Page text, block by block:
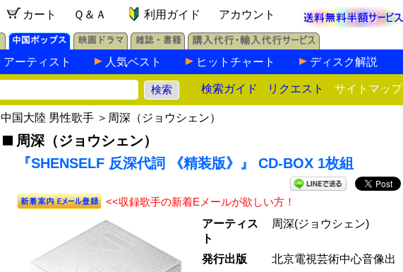
カート Ｑ＆Ａ 利用ガイド アカウント
アーティスト 人気ベスト ヒットチャート ディスク解説
検索ガイド リクエスト サイトマップ
中国大陸 男性歌手 ＞ 周深（ジョウシェン）
周深（ジョウシェン）
『SHENSELF 反深代詞 《精装版》』 CD-BOX 1枚組
<<収録歌手の新着Eメールが欲しい方！
アーティス
ト
周深(ジョウシェン)
発行出版
北京電視芸術中心音像出